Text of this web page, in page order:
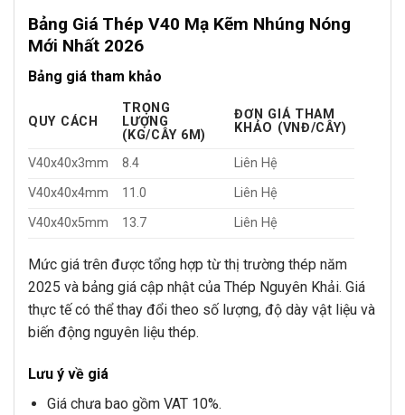
Bảng Giá Thép V40 Mạ Kẽm Nhúng Nóng
Mới Nhất 2026
Bảng giá tham khảo
QUY CÁCH
TRỌNG
LƯỢNG
(KG/CÂY 6M)
ĐƠN GIÁ THAM
KHẢO (VNĐ/CÂY)
V40x40x3mm 8.4
Liên Hệ
V40x40x4mm
11.0
Liên Hệ
V40x40x5mm
13.7 Liên Hệ
Mức giá trên được tổng hợp từ thị trường thép năm
2025 và bảng giá cập nhật của Thép Nguyên Khải. Giá
thực tế có thể thay đổi theo số lượng, độ dày vật liệu và
biến động nguyên liệu thép.
Lưu ý về giá
Giá chưa bao gồm VAT 10%.